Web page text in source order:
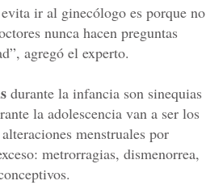
ir al ginecólogo es porque no
nunca hacen preguntas
agregó el experto.
durante la infancia son sinequias
la adolescencia van a ser los
menstruales por
metrorragias, dismenorrea,